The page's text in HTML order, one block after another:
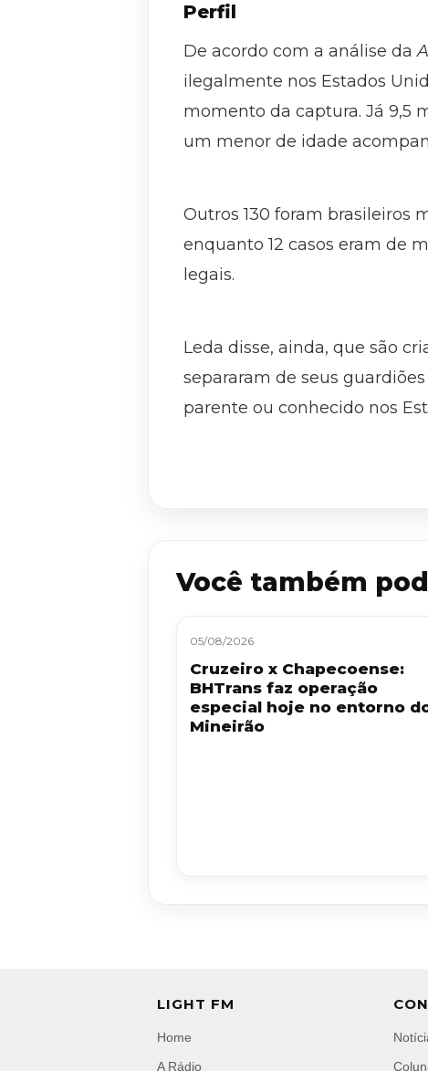
Perfil
De acordo com a análise da
ilegalmente nos Estados
momento da captura. Já 9,5
um menor de idade
Outros 130 foram brasileiros
enquanto 12 casos eram de
legais.
Leda disse, ainda, que são
separaram de seus
parente ou conhecido nos
Você também
05/08/2026
Cruzeiro x Chapecoense:
BHTrans faz operação
especial hoje no entorno
Mineirão
LIGHT FM
Home
A Rádio